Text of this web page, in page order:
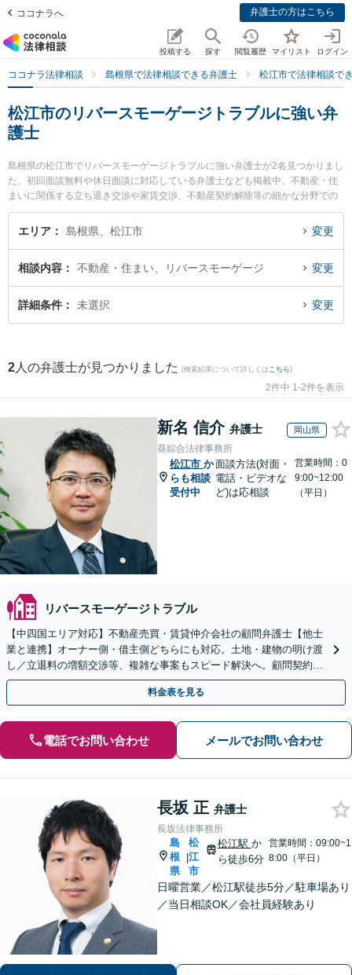
ココナラへ 弁護士の方はこちら
投稿する 探す 閲覧履歴 マイリスト ログイン
ココナラ法律相談 島根県で法律相談できる弁護士 松江市で法律相談で
松江市のリバースモーゲージトラブルに強い弁
護士
島根県の松江市でリバースモーゲージトラブルに強い弁護士が2名見つかりまし
た。初回面談無料や休日面談に対応している弁護士なども掲載中。不動産・住
まいに関係する立ち退き交渉や家賃交渉、不動産契約解除等の細かな分野での
絞り込み検索もでき便利です。特に長坂法律事務所の長坂 正弁護士やなかがわ
法律事務所の中川 修一弁護士のプロフィール情報や弁護士費用、強みなどが注
のトラブル解決の実績豊富な近くの弁護士を検索したい』『初回相談無料でリ
バースモーゲージトラブルを法律相談できる松江市内の弁護士に相談予約した
い』などでお困りの相談者さんにおすすめです。
エリア 島根県、松江市 変更
相談内容 不動産・住まい、リバースモーゲージ 変更
詳細条件 未選択 変更
2 人の弁護士が見つかりました (検索結果について詳しくは こちら)
2件中 1-2件を表示
新名 信介 弁護士 岡山県
葵綜合法律事務所
松江市 か
らも相談
受付中
面談方法(対面・
電話・ビデオな
ど)は応相談
営業時間：0
9:00~12:00
（平日）
リバースモーゲージトラブル
【中四国エリア対応】不動産売買・賃貸仲介会社の顧問弁護士【他士
業と連携】オーナー側・借主側どちらにも対応。土地・建物の明け渡
し／立退料の増額交渉等、複雑な事案もスピード解決へ。顧問契約も
お任せ！【夜間・休日対応】
料金表を見る
電話でお問い合わせ メールでお問い合わせ
長坂 正 弁護士
長坂法律事務所
島
根
県
|
松
江
市
松江駅 か
ら徒歩6分
営業時間：09:00~1
8:00（平日）
日曜営業／松江駅徒歩5分／駐車場あり
／当日相談OK／会社員経験あり